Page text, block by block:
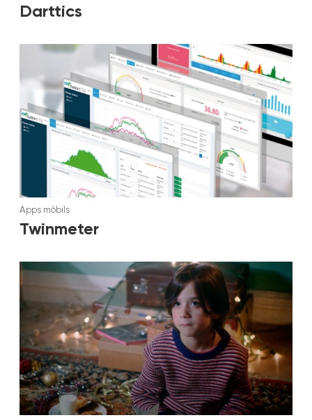
Darttics
Apps mòbils
Twinmeter